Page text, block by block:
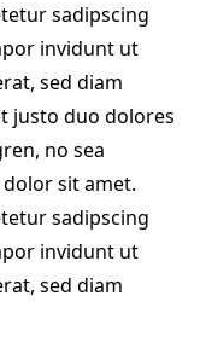
sadipscing
invidunt ut
sed diam
justo duo dolores
no sea
sit amet.
sadipscing
invidunt ut
sed diam